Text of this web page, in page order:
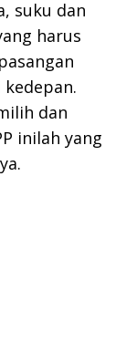
suku dan
harus
dan
inilah yang